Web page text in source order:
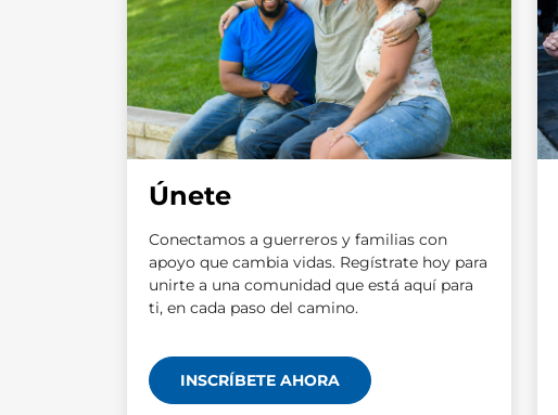
Únete
Conectamos a guerreros y familias con
apoyo que cambia vidas. Regístrate hoy para
unirte a una comunidad que está aquí para
ti, en cada paso del camino.
INSCRÍBETE AHORA